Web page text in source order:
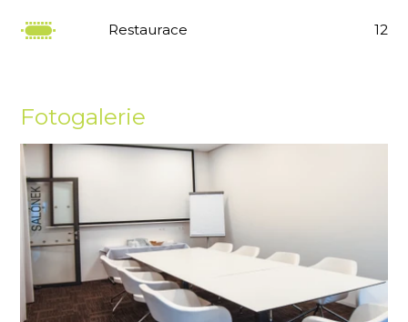
Restaurace 12
Fotogalerie